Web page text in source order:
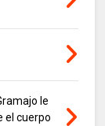
le
el cuerpo